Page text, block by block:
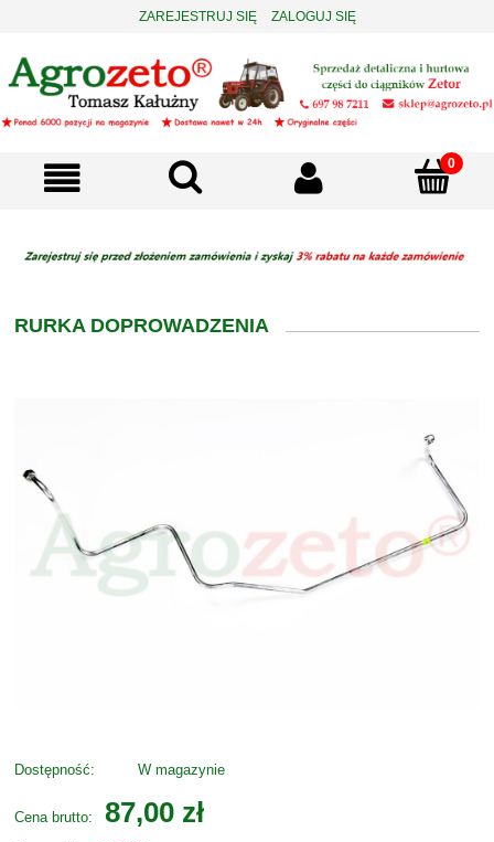
ZAREJESTRUJ SIĘ ZALOGUJ SIĘ
RURKA DOPROWADZENIA
Dostępność: W magazynie
Cena brutto: 87,00 zł